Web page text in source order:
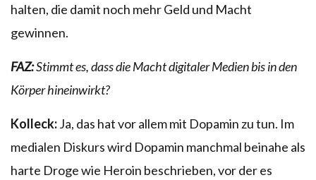
halten, die damit noch mehr Geld und Macht
gewinnen.
FAZ:Stimmt es, dass die Macht digitaler Medien bis in den
Körper hineinwirkt?
Kolleck:Ja, das hat vor allem mit Dopamin zu tun. Im
medialen Diskurs wird Dopamin manchmal beinahe als
harte Droge wie Heroin beschrieben, vor der es